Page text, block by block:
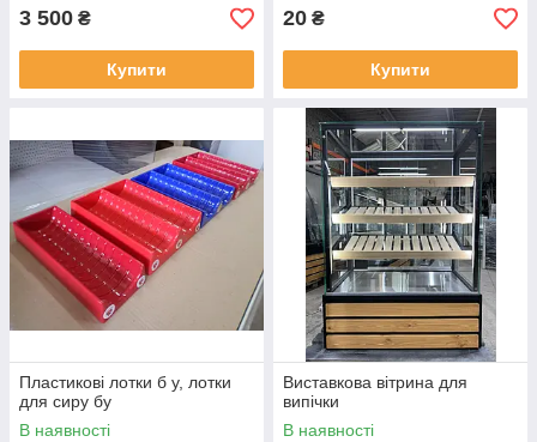
3 500 ₴
Купити
20 ₴
Купити
Пластикові лотки б у, лотки
для сиру бу
В наявності
Виставкова вітрина для
випічки
В наявності